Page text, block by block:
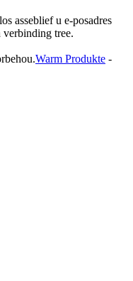
asseblief u e-posadres
verbinding tree.
Warm Produkte -